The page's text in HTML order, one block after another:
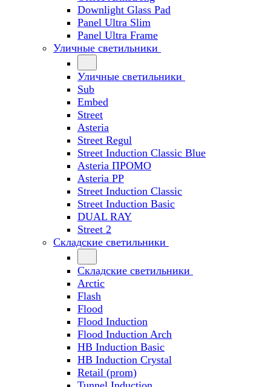
Downlight Glass Pad
Panel Ultra Slim
Panel Ultra Frame
Уличные светильники
Уличные светильники
Sub
Embed
Street
Asteria
Street Regul
Street Induction Classic Blue
Asteria ПРОМО
Asteria PP
Street Induction Classic
Street Induction Basic
DUAL RAY
Street 2
Складские светильники
Складские светильники
Arctic
Flash
Flood
Flood Induction
Flood Induction Arch
HB Induction Basic
HB Induction Crystal
Retail (prom)